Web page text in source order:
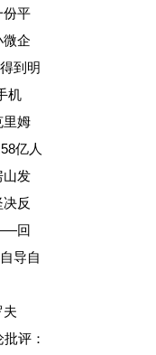
份平
企
到明
机
里姆
亿人
山发
反
回
导自
夫
评：